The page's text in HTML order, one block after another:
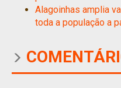
Alagoinhas amplia
toda a população a